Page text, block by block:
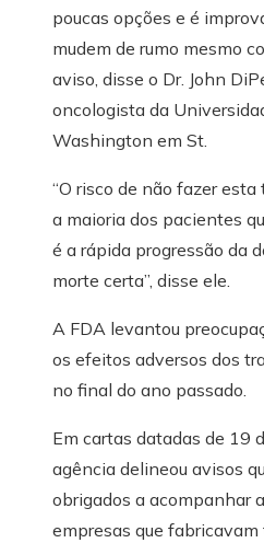
poucas opções e é
mudem de rumo mesmo
aviso, disse o Dr. John
oncologista da
Washington em St.
“O risco de não fazer
a maioria dos pacientes
é a rápida progressão da
morte certa”, disse ele.
A FDA levantou
os efeitos adversos dos
no final do ano passado.
Em cartas datadas de 19
agência delineou avisos
obrigados a acompanhar
empresas que fabricavam